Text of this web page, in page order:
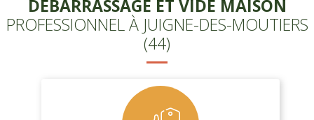
DÉBARRASSAGE ET VIDE MAISON
PROFESSIONNEL À JUIGNE-DES-MOUTIERS
(44)